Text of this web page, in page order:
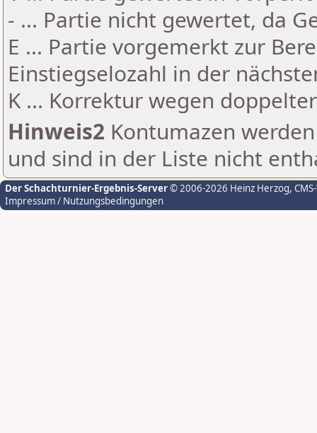
- ... Partie nicht gewertet, da
E ... Partie vorgemerkt zur
Einstiegselozahl in der
K ... Korrektur wegen
Hinweis2 Kontumazen
und sind in der Liste nicht
Der Schachturnier-Ergebnis-Server© 2006-2026 Heinz Herzog,
Impressum / Nutzungsbedingungen